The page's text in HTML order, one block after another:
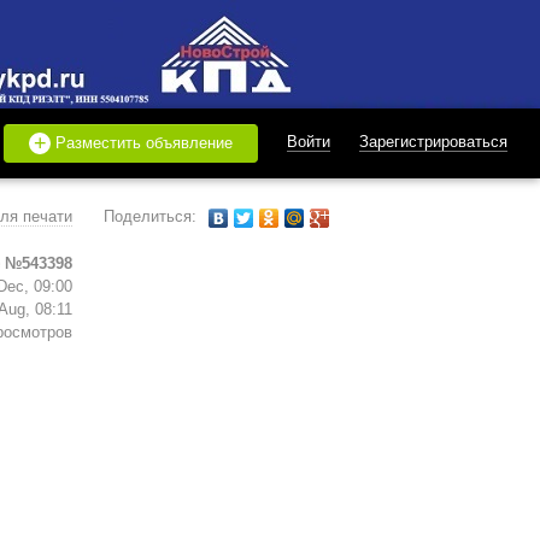
+ Разместить объявление Войти Зарегистрироваться
печати Поделиться:
№543398
09:00
08:11